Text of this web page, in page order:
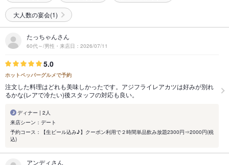
大人数の宴会(1)
たっちゃんさん
60代～/男性・来店日：2026/07/11
5.0
ホットペッパーグルメで予約
注文した料理はどれも美味しかったです。アジフライレアカツは好みが別れ
るかな(レアで冷たい)後スタッフの対応も良い。
ディナー | 2人
来店シーン：デート
予約コース：【生ビール込み♪】クーポン利用で２時間単品飲み放題2300円⇒2000円(税
込)
アンディさん